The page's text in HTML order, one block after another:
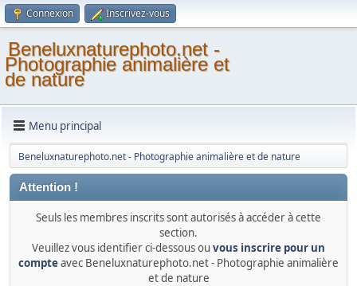
Connexion Inscrivez-vous
Beneluxnaturephoto.net -
Photographie animalière et
de nature
Menu principal
Beneluxnaturephoto.net - Photographie animalière et de nature
Attention !
Seuls les membres inscrits sont autorisés à accéder à cette
section.
Veuillez vous identifier ci-dessous ou vous inscrire pour un
compteavec Beneluxnaturephoto.net - Photographie animalière
et de nature